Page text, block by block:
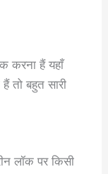
करना हैं यहाँ
तो बहुत सारी
लॉक पर किसी